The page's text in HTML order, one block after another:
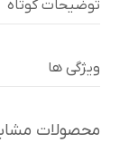
توضیحات کوتاه
ویژگی ها
محصولات